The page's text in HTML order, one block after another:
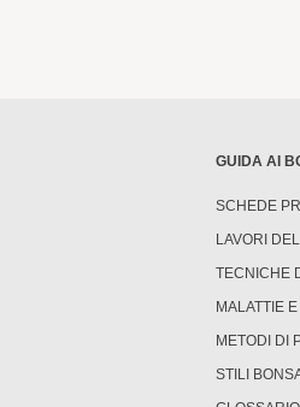
GUIDA AI
SCHEDE
LAVORI
TECNICHE
MALATTIE
METODI DI
STILI